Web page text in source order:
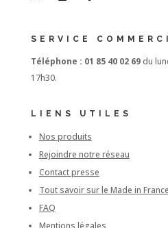
SERVICE
Téléphone : 01 85 40 02 69du
17h30.
LIENS UTILES
Nos produits
Rejoindre notre réseau
Contact presse
Tout savoir sur le Made in France
FAQ
Mentions légales